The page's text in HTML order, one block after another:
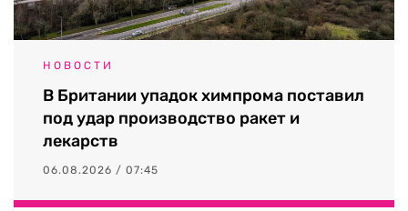
НОВОСТИ
В Британии упадок химпрома поставил
под удар производство ракет и
лекарств
06.08.2026 / 07:45